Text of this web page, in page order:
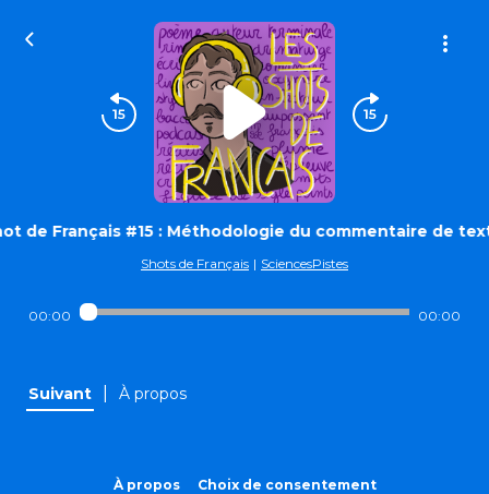
de Français #15 : Méthodologie du commentaire de
Shots de Français | SciencesPistes
00:00 00:00
Suivant À propos
À propos Choix de consentement